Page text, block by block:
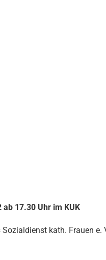
17.30 Uhr im KUK
kath. Frauen e.